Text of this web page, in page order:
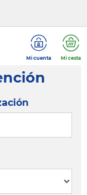
Mi cuenta Mi cesta